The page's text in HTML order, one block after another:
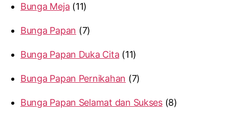
Bunga Meja 11
Bunga Papan 7
Bunga Papan Duka Cita 11
Bunga Papan Pernikahan 7
Bunga Papan Selamat dan Sukses 8